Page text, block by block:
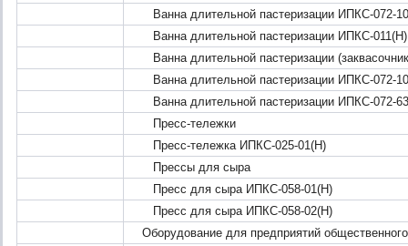
Ванна длительной пастеризации ИПКС-072-
Ванна длительной пастеризации ИПКС-011(Н)
Ванна длительной пастеризации
Ванна длительной пастеризации ИПКС-072-
Ванна длительной пастеризации ИПКС-072-
Пресс-тележки
Пресс-тележка ИПКС-025-01(Н)
Прессы для сыра
Пресс для сыра ИПКС-058-01(Н)
Пресс для сыра ИПКС-058-02(Н)
Оборудование для предприятий